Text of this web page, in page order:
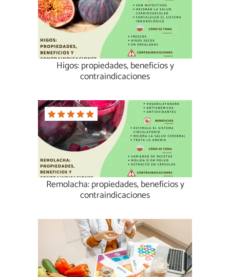
Higos: propiedades, beneficios y
contraindicaciones
Remolacha: propiedades, beneficios y
contraindicaciones